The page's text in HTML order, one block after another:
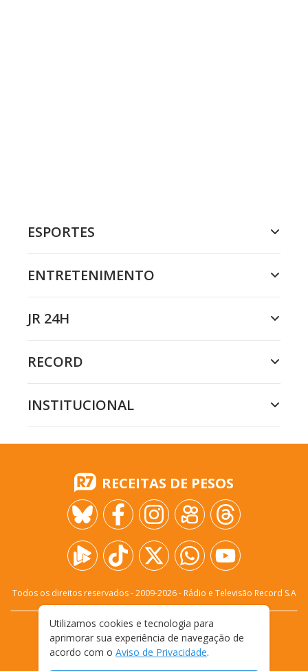
ESPORTES
ENTRETENIMENTO
JR 24H
RECORD
INSTITUCIONAL
RECEITAS DE PESOS
Todos os direitos reservados - 2009-2026- Rádio e Televisão Record S.A
FALE CONOSCO
PRIVACIDADE
TERMOS E CONDIÇÕES DE USO
Utilizamos cookies e tecnologia para
aprimorar sua experiência de navegação de
acordo com o Aviso de Privacidade.